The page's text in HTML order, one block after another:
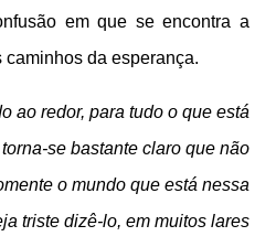
em que se encontra a
da esperança.
ao redor, para tudo o que está
se bastante claro que não
o mundo que está nessa
triste dizê-lo, em muitos lares